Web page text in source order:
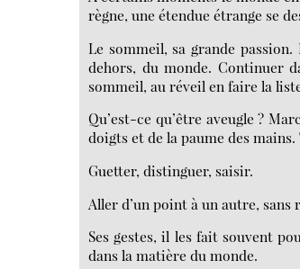
règne, une étendue étrange se
Le sommeil, sa grande
dehors, du monde. Continuer
sommeil, au réveil en faire la
Qu’est-ce qu’être aveugle ?
doigts et de la paume des mains.
Guetter, distinguer, saisir.
Aller d’un point à un autre, sans
Ses gestes, il les fait souvent
dans la matière du monde.